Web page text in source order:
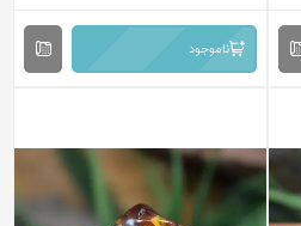
ناموجود